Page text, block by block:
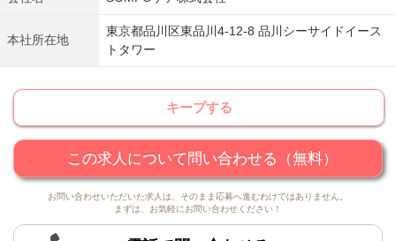
本社所在地
東京都品川区東品川4-12-8 品川シーサイドイース
トタワー
キープする
この求人について問い合わせる（無料）
お問い合わせいただいた求人は、そのまま応募へ進むわけではありません。
まずは、お気軽にお問い合わせください！